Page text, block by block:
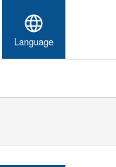
Language